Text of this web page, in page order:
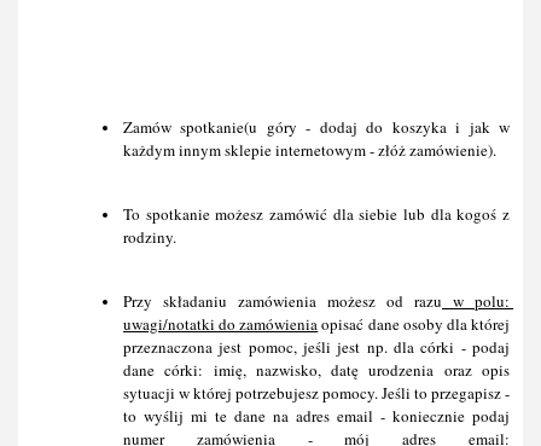
Zamów spotkanie(u góry - dodaj do koszyka i jak w
każdym innym sklepie internetowym - złóż zamówienie).
To spotkanie możesz zamówić dla siebie lub dla kogoś z
rodziny.
Przy składaniu zamówienia możesz od razu w polu:
uwagi/notatki do zamówienia opisać dane osoby dla której
przeznaczona jest pomoc, jeśli jest np. dla córki - podaj
dane córki: imię, nazwisko, datę urodzenia oraz opis
sytuacji w której potrzebujesz pomocy. Jeśli to przegapisz -
to wyślij mi te dane na adres email - koniecznie podaj